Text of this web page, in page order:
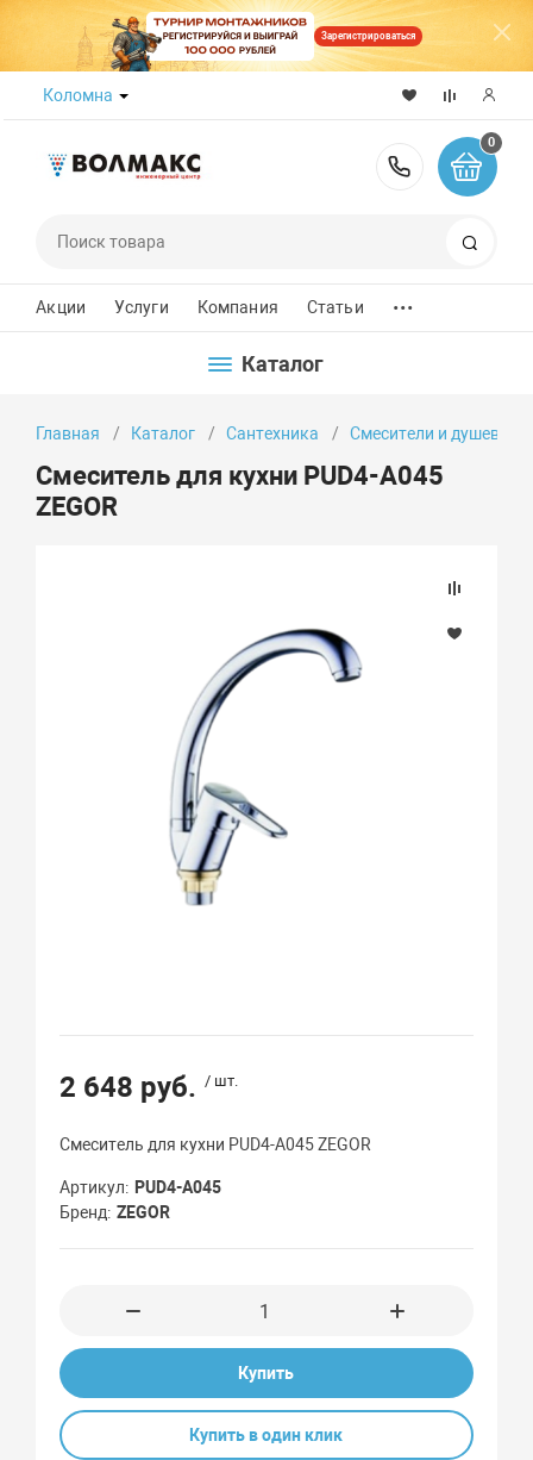
Зарегистрироваться
Коломна
8 (800)
0
Акции Услуги Компания Статьи ...
Каталог
Главная Каталог Сантехника Смесители и душевые
Смеситель для кухни PUD4-A045
ZEGOR
2 648 руб. / шт.
Смеситель для кухни PUD4-A045 ZEGOR
Артикул
PUD4-A045
Бренд ZEGOR
Купить
Купить в один клик